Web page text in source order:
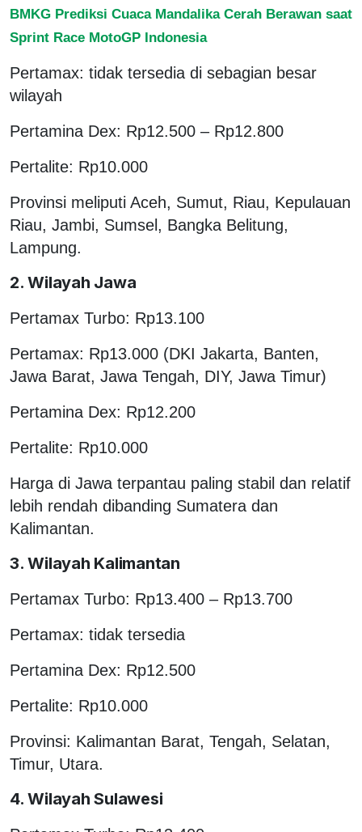
BMKG Prediksi Cuaca Mandalika Cerah Berawan saat
Sprint Race MotoGP Indonesia
Pertamax: tidak tersedia di sebagian besar
wilayah
Pertamina Dex: Rp12.500 – Rp12.800
Pertalite: Rp10.000
Provinsi meliputi Aceh, Sumut, Riau, Kepulauan
Riau, Jambi, Sumsel, Bangka Belitung,
Lampung.
2. Wilayah Jawa
Pertamax Turbo: Rp13.100
Pertamax: Rp13.000 (DKI Jakarta, Banten,
Jawa Barat, Jawa Tengah, DIY, Jawa Timur)
Pertamina Dex: Rp12.200
Pertalite: Rp10.000
Harga di Jawa terpantau paling stabil dan relatif
lebih rendah dibanding Sumatera dan
Kalimantan.
3. Wilayah Kalimantan
Pertamax Turbo: Rp13.400 – Rp13.700
Pertamax: tidak tersedia
Pertamina Dex: Rp12.500
Pertalite: Rp10.000
Provinsi: Kalimantan Barat, Tengah, Selatan,
Timur, Utara.
4. Wilayah Sulawesi